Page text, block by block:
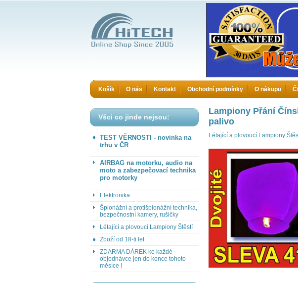
Košík O nás Kontakt Obchodní podmínky O nákupu
Všci co jinde nejsou:
TEST VĚRNOSTI - novinka na
trhu v ČR
AIRBAG na motorku, audio na
moto a zabezpečovací technika
pro motorky
Elektronika
Špionážní a protišpionážní technika,
bezpečnostní kamery, rušičky
Létající a plovoucí Lampiony Štěstí
Zboží od 18-ti let
ZDARMA DÁREK ke každé
objednávce jen do konce tohoto
měsíce !
Lampiony Přání
palivo
Létající a plovoucí Lampiony